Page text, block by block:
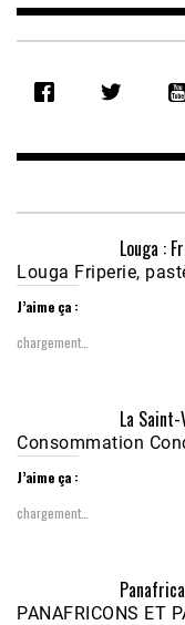
RSS FEED
EMBED
Feb 16, 2021 • 28:08
Nobana
Feb 24, 2021 • 28mn
Louga :
Louga Friperie,
J’aime ça :
chargement…
La
Consommation
J’aime ça :
chargement…
PANAFRICONS ET